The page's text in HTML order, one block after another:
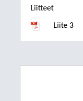
Liitteet
Liite 3